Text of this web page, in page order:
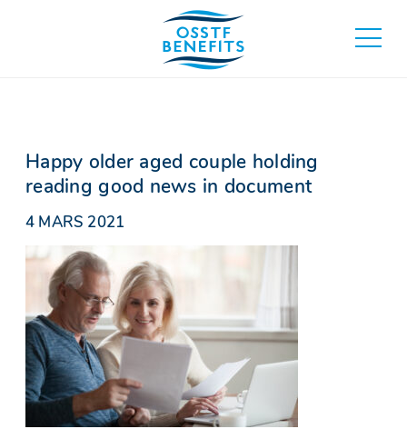
basculer
au
Happy older aged couple holding
reading good news in document
4 MARS 2021